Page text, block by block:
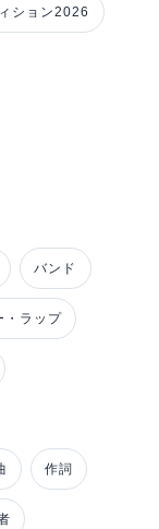
ション2026
バンド
・ラップ
作詞